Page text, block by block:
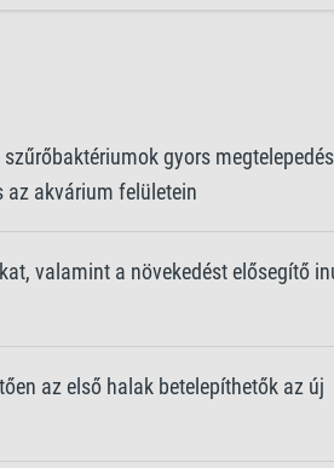
gyors
az akvárium felületein
valamint a növekedést elősegítő
az első halak betelepíthetők az új